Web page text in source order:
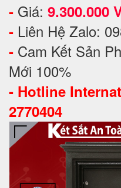
- Giá: 9.300.000
- Liên Hệ Zalo:
- Cam Kết Sản
Mới 100%
- Hotline
2770404